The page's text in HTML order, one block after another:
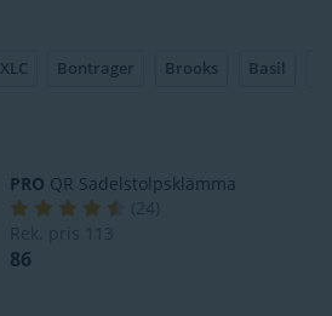
XLC Bontrager Brooks Basil
PRO QR Sadelstolpsklämma
(24
Rek. pris
113
86